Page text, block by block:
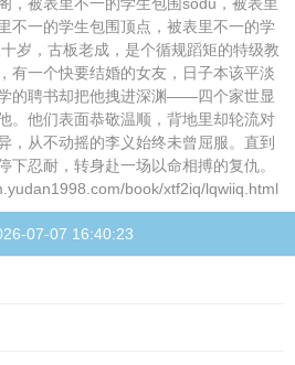
不一的学生包围顶点，被表里不一的学
岁，古板老成，是个循规蹈矩的特级教
有一个快要结婚的女友，日子本该平淡
的聘书却把他拽进深渊——四个家世显
。他们表面恭敬温顺，背地里却轮流对
，从不动摇的李义始终未曾屈服。直到
下忍耐，转身赴一场以命相搏的复仇。
book/xtf2iq/lqwiiq.html
07-07 16:40:23